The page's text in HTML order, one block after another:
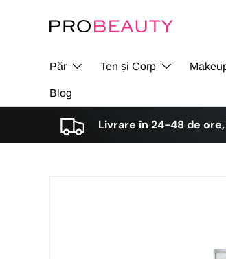
Sari la conținut
Păr Ten și Corp
Blog
Livrare în 24-48 de ore,